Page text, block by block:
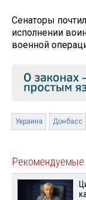
Сенаторы
исполнении
военной
Украина Донбасс
Рекомендуемые